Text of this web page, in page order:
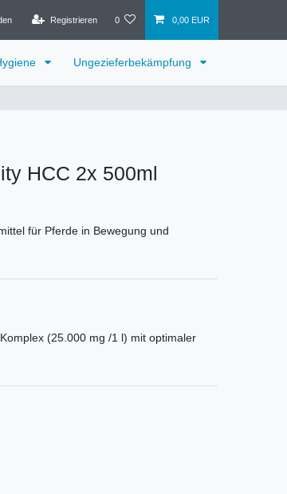
Registrieren 0 0,00 EUR
Ungezieferbekämpfung
HCC 2x 500ml
für Pferde in Bewegung und
(25.000 mg /1 l) mit optimaler